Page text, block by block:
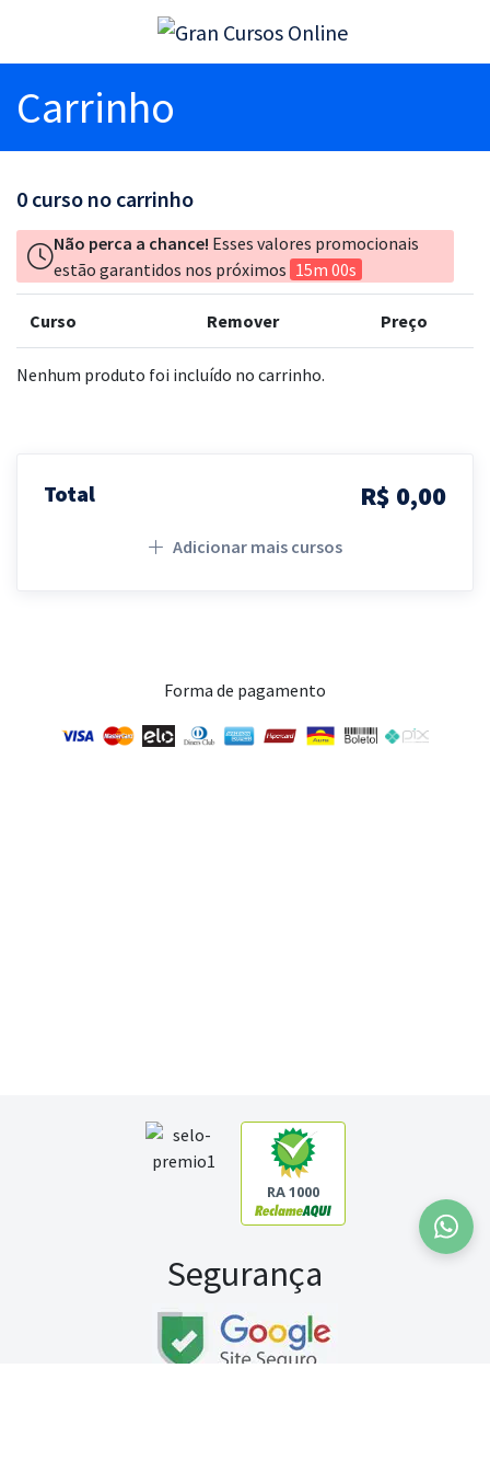
Carrinho
0 curso no carrinho
Não perca a chance! Esses valores promocionais
estão garantidos nos próximos 15m 00s
Curso Remover Preço
Nenhum produto foi incluído no carrinho.
Total R$ 0,00
Adicionar mais cursos
Forma de pagamento
RA 1000
Segurança